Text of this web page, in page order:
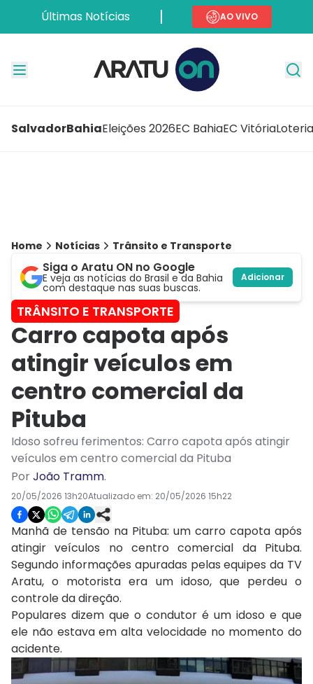
Últimas Notícias AO VIVO
SalvadorBahiaEleições 2026EC BahiaEC Vitória
Home Notícias Trânsito e Transporte
Siga o Aratu ON no Google
E veja as notícias do Brasil e da Bahia
com destaque nas suas buscas.
Adicionar
TRÂNSITO E TRANSPORTE
Carro capota após
atingir veículos em
centro comercial da
Pituba
Idoso sofreu ferimentos: Carro capota após atingir
veículos em centro comercial da Pituba
PorJoão Tramm.
20/05/2026 13h20Atualizado em: 20/05/2026 15h22
Manhã de tensão na Pituba: um carro capota após
atingir veículos no centro comercial da Pituba.
Segundo informações apuradas pelas equipes da TV
Aratu, o motorista era um idoso, que perdeu o
controle da direção.
Populares dizem que o condutor é um idoso e que
ele não estava em alta velocidade no momento do
acidente.